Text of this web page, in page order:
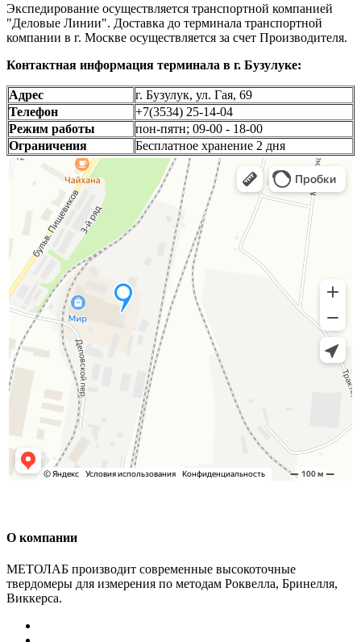
Экспедирование осуществляется транспортной компанией
"Деловые Линии". Доставка до терминала транспортной
компании в г. Москве осуществляется за счет Производителя.
Контактная информация терминала в г. Бузулуке:
Адрес
г. Бузулук, ул. Гая, 69
Телефон
+7(3534) 25-14-04
Режим работы
пон-пятн; 09-00 - 18-00
Ограничения
Бесплатное хранение 2 дня
О компании
МЕТОЛАБ производит современные высокоточные
твердомеры для измерения по методам Роквелла, Бринелля,
Виккерса.